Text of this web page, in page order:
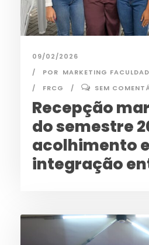
09/02/2026
POR MARKETING
FRCG
SEM
Recepção
do semestre
acolhimento e
integração